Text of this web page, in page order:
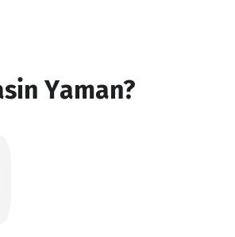
Yaman?